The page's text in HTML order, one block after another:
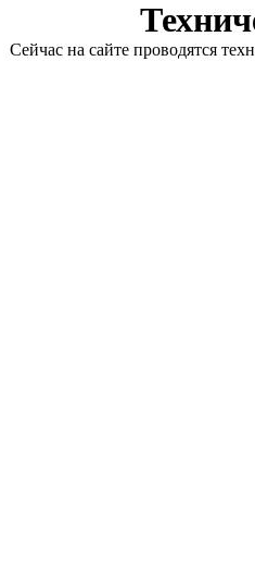
Сейчас на сайте проводятся